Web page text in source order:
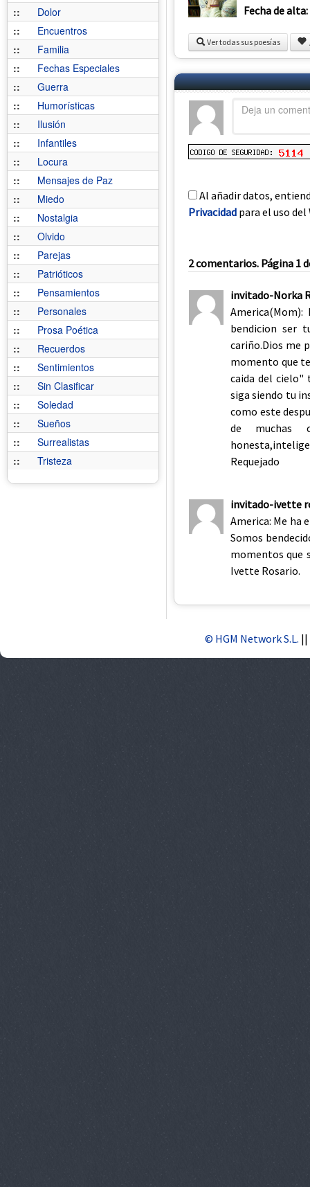
::
Dolor
::
Encuentros
::
Familia
::
Fechas Especiales
::
Guerra
::
Humorísticas
::
Ilusión
::
Infantiles
::
Locura
::
Mensajes de Paz
::
Miedo
::
Nostalgia
::
Olvido
::
Parejas
::
Patrióticos
::
Pensamientos
::
Personales
::
Prosa Poética
::
Recuerdos
::
Sentimientos
::
Sin Clasificar
::
Soledad
::
Sueños
::
Surrealistas
::
Tristeza
Fecha de alta:
Ver todas sus poesías
Al añadir datos,
Privacidad para el uso del
2 comentarios. Página 1
invitado-Norka
bendicion ser
cariño.Dios me
momento que
caida del cielo"
siga siendo tu
como este
de muchas
Requejado
invitado-ivette
America: Me ha
Somos
momentos que
Ivette Rosario.
© HGM Network S.L. ||